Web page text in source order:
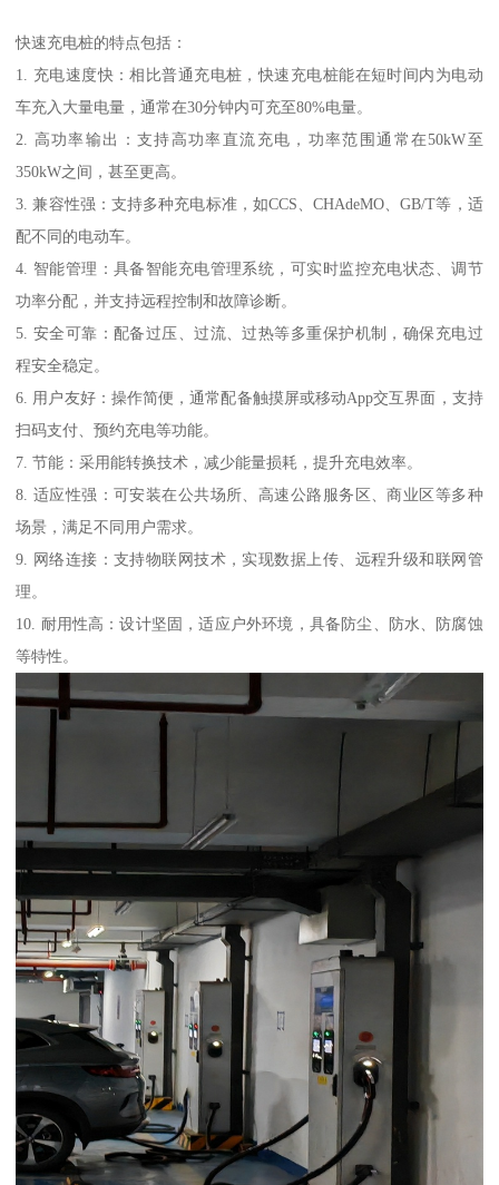
快速充电桩的特点包括：
1. 充电速度快：相比普通充电桩，快速充电桩能在短时间内为电动
车充入大量电量，通常在30分钟内可充至80%电量。
2. 高功率输出：支持高功率直流充电，功率范围通常在50kW至
350kW之间，甚至更高。
3. 兼容性强：支持多种充电标准，如CCS、CHAdeMO、GB/T等，适
配不同的电动车。
4. 智能管理：具备智能充电管理系统，可实时监控充电状态、调节
功率分配，并支持远程控制和故障诊断。
5. 安全可靠：配备过压、过流、过热等多重保护机制，确保充电过
程安全稳定。
6. 用户友好：操作简便，通常配备触摸屏或移动App交互界面，支持
扫码支付、预约充电等功能。
7. 节能：采用能转换技术，减少能量损耗，提升充电效率。
8. 适应性强：可安装在公共场所、高速公路服务区、商业区等多种
场景，满足不同用户需求。
9. 网络连接：支持物联网技术，实现数据上传、远程升级和联网管
理。
10. 耐用性高：设计坚固，适应户外环境，具备防尘、防水、防腐蚀
等特性。